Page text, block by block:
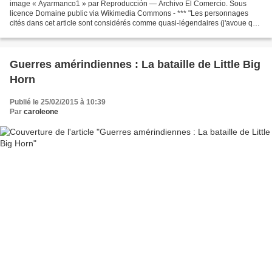
image « Ayarmanco1 » par Reproducción — Archivo El Comercio. Sous
licence Domaine public via Wikimedia Commons - *** "Les personnages
cités dans cet article sont considérés comme quasi-légendaires (j'avoue que
Guerres amérindiennes : La bataille de Little Big
Horn
Publié le 25/02/2015 à 10:39
Par caroleone